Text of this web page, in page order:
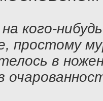
кого-
простому
в